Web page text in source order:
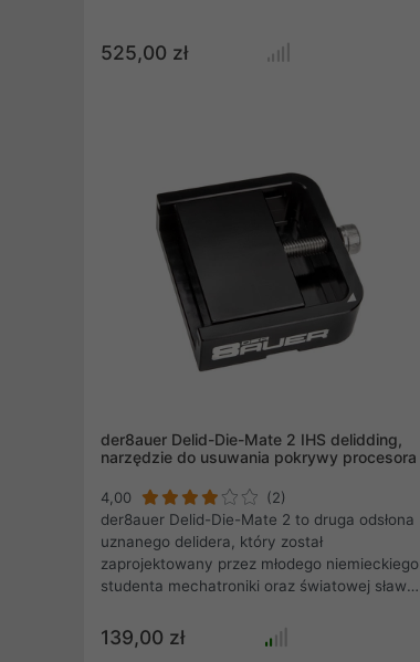
525,00 zł
der8auer Delid-Die-Mate 2 IHS delidding,
narzędzie do usuwania pokrywy procesora
4,00
(2)
der8auer Delid-Die-Mate 2 to druga odsłona
uznanego delidera, który został
zaprojektowany przez młodego niemieckiego
studenta mechatroniki oraz światowej sławy
urządzenie do zdejmowania IHS z
procesorów Intel Ivy-Bridge, Haswell, Devil's
139,00 zł